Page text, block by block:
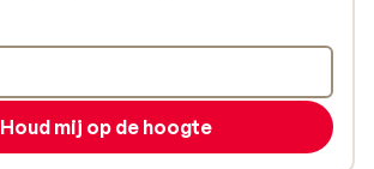
Houd mij op de hoogte